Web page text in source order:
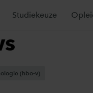
Studiekeuze
(hbo-v)